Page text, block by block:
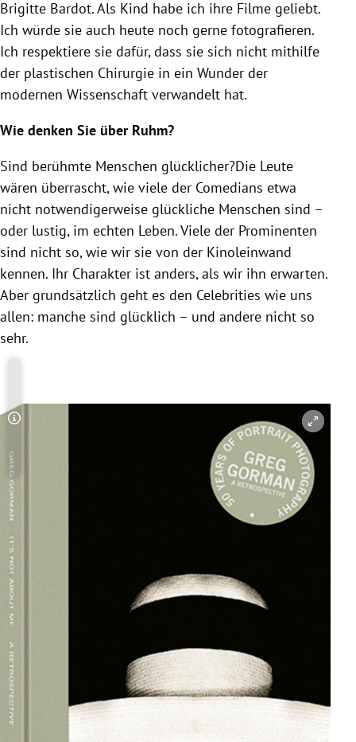
Brigitte Bardot. Als Kind habe ich ihre Filme geliebt.
Ich würde sie auch heute noch gerne fotografieren.
Ich respektiere sie dafür, dass sie sich nicht mithilfe
der plastischen Chirurgie in ein Wunder der
modernen Wissenschaft verwandelt hat.
Wie denken Sie über Ruhm?
Sind berühmte Menschen glücklicher?Die Leute
wären überrascht, wie viele der Comedians etwa
nicht notwendigerweise glückliche Menschen sind –
oder lustig, im echten Leben. Viele der Prominenten
sind nicht so, wie wir sie von der Kinoleinwand
kennen. Ihr Charakter ist anders, als wir ihn erwarten.
Aber grundsätzlich geht es den Celebrities wie uns
allen: manche sind glücklich – und andere nicht so
sehr.
Copyright-Hinweis öffnen/schließen